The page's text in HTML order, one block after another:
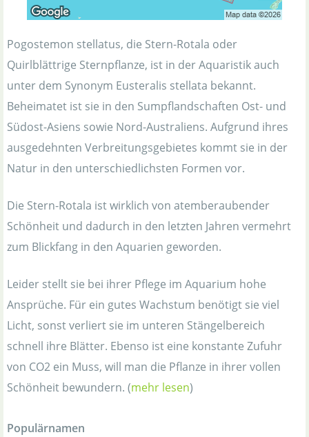
Pogostemon stellatus, die Stern-Rotala oder
Quirlblättrige Sternpflanze, ist in der Aquaristik auch
unter dem Synonym Eusteralis stellata bekannt.
Beheimatet ist sie in den Sumpflandschaften Ost- und
Südost-Asiens sowie Nord-Australiens. Aufgrund ihres
ausgedehnten Verbreitungsgebietes kommt sie in der
Natur in den unterschiedlichsten Formen vor.
Die Stern-Rotala ist wirklich von atemberaubender
Schönheit und dadurch in den letzten Jahren vermehrt
zum Blickfang in den Aquarien geworden.
Leider stellt sie bei ihrer Pflege im Aquarium hohe
Ansprüche. Für ein gutes Wachstum benötigt sie viel
Licht, sonst verliert sie im unteren Stängelbereich
schnell ihre Blätter. Ebenso ist eine konstante Zufuhr
von CO2 ein Muss, will man die Pflanze in ihrer vollen
Schönheit bewundern. (mehr lesen)
Populärnamen